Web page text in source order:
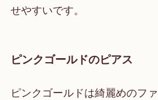
せやすいです。
ピンクゴールドのピアス
ピンクゴールドは綺麗めのフ